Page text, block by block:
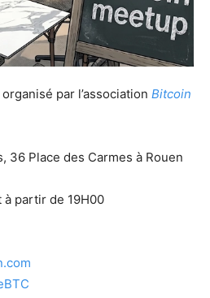
par l’association Bitcoin
36 Place des Carmes à Rouen
partir de 19H00